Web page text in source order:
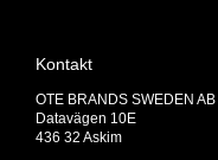
Kontakt
OTE BRANDS SWEDEN AB
Datavägen 10E
436 32 Askim